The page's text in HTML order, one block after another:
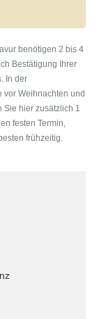
benötigen 2 bis 4
Bestätigung Ihrer
In der
vor Weihnachten und
hier zusätzlich 1
festen Termin,
frühzeitig.